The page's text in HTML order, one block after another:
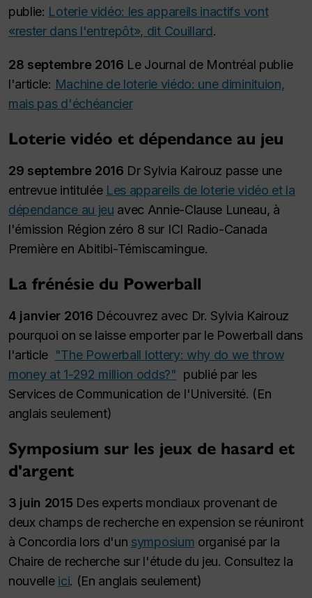
publie: Loterie vidéo: les appareils inactifs vont
«rester dans l'entrepôt», dit Couillard.
28 septembre 2016 Le Journal de Montréal publie
l'article: Machine de loterie viédo: une diminituion,
mais pas d'échéancier
Loterie vidéo et dépendance au jeu
29 septembre 2016 Dr Sylvia Kairouz passe une
entrevue intitulée Les appareils de loterie vidéo et la
dépendance au jeu avec Annie-Clause Luneau, à
l'émission Région zéro 8 sur ICI Radio-Canada
Première en Abitibi-Témiscamingue.
La frénésie du Powerball
4 janvier 2016 Découvrez avec Dr. Sylvia Kairouz
pourquoi on se laisse emporter par le Powerball dans
l'article "The Powerball lottery: why do we throw
money at 1-292 million odds?" publié par les
Services de Communication de l'Université. (En
anglais seulement)
Symposium sur les jeux de hasard et
d'argent
3 juin 2015 Des experts mondiaux provenant de
deux champs de recherche en expension se réuniront
à Concordia lors d'un symposium organisé par la
Chaire de recherche sur l'étude du jeu. Consultez la
nouvelle ici. (En anglais seulement)